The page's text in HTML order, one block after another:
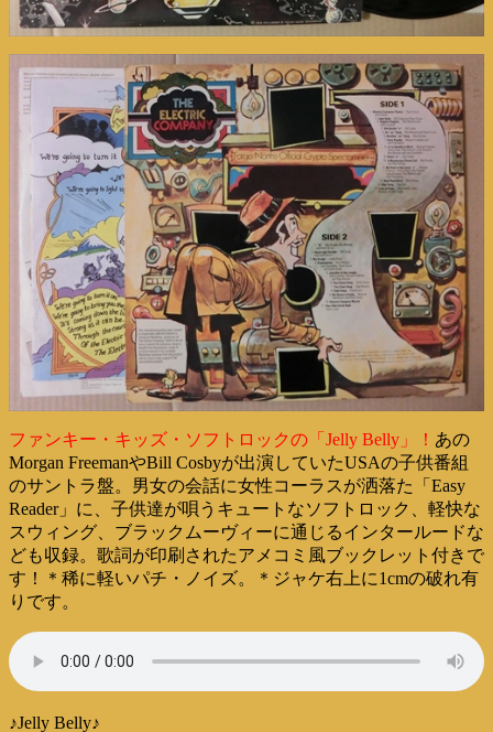
ファンキー・キッズ・ソフトロックの「Jelly Belly」！ あの
Morgan FreemanやBill Cosbyが出演していたUSAの子供番組
のサントラ盤。男女の会話に女性コーラスが洒落た「Easy
Reader」に、子供達が唄うキュートなソフトロック、軽快な
スウィング、ブラックムーヴィーに通じるインタールードな
ども収録。歌詞が印刷されたアメコミ風ブックレット付きで
す！＊稀に軽いパチ・ノイズ。＊ジャケ右上に1cmの破れ有
りです。
♪Jelly Belly♪